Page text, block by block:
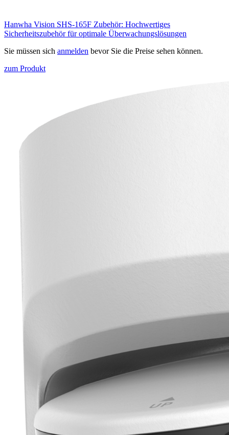
Hanwha Vision SHS-165F Zubehör: Hochwertiges
Sicherheitszubehör für optimale Überwachungslösungen
Sie müssen sich anmelden bevor Sie die Preise sehen können.
zum Produkt